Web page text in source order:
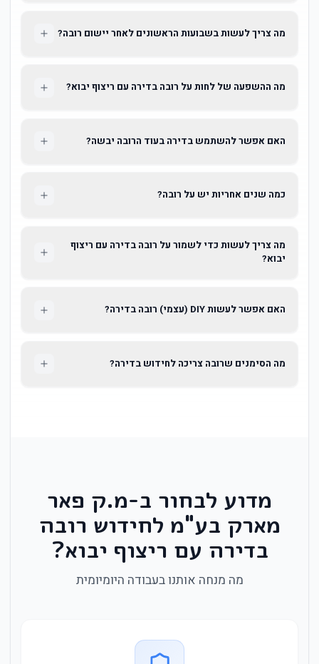
מה צריך לעשות בשבועות הראשונים לאחר יישום רובה?
מה ההשפעה של לחות על רובה בדירה עם ריצוף יבוא?
האם אפשר להשתמש בדירה בעוד הרובה יבשה?
כמה שנים אחריות יש על רובה?
מה צריך לעשות כדי לשמור על רובה בדירה עם ריצוף
יבוא?
האם אפשר לעשות DIY (עצמי) רובה בדירה?
מה הסימנים שרובה צריכה לחידוש בדירה?
מדוע לבחור ב-מ.ק פאר
מארק בע"מ לחידוש רובה
בדירה עם ריצוף יבוא?
מה מנחה אותנו בעבודה היומיומית